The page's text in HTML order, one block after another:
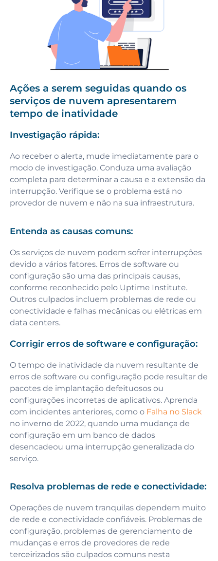
Ações a serem seguidas quando os
serviços de nuvem apresentarem
tempo de inatividade
Investigação rápida:
Ao receber o alerta, mude imediatamente para o
modo de investigação. Conduza uma avaliação
completa para determinar a causa e a extensão da
interrupção. Verifique se o problema está no
provedor de nuvem e não na sua infraestrutura.
Entenda as causas comuns:
Os serviços de nuvem podem sofrer interrupções
devido a vários fatores. Erros de software ou
configuração são uma das principais causas,
conforme reconhecido pelo Uptime Institute.
Outros culpados incluem problemas de rede ou
conectividade e falhas mecânicas ou elétricas em
data centers.
Corrigir erros de software e configuração:
O tempo de inatividade da nuvem resultante de
erros de software ou configuração pode resultar de
pacotes de implantação defeituosos ou
configurações incorretas de aplicativos. Aprenda
com incidentes anteriores, como o Falha no Slack
no inverno de 2022, quando uma mudança de
configuração em um banco de dados
desencadeou uma interrupção generalizada do
serviço.
Resolva problemas de rede e conectividade:
Operações de nuvem tranquilas dependem muito
de rede e conectividade confiáveis. Problemas de
configuração, problemas de gerenciamento de
mudanças e erros de provedores de rede
terceirizados são culpados comuns nesta